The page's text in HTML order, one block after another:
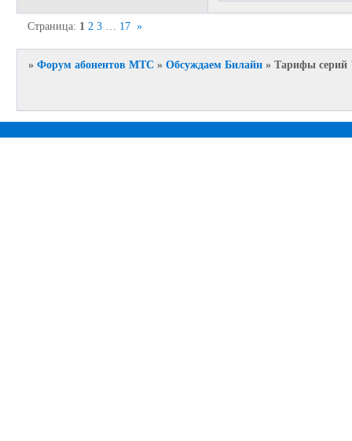
Страница: 1 2 3 17 »
»Форум абонентов МТС »Обсуждаем Билайн »Тарифы серий